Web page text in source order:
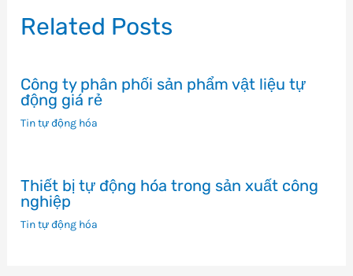
viết
Related Posts
Công ty phân phối sản phẩm vật liệu tự
động giá rẻ
Tin tự động hóa
Thiết bị tự động hóa trong sản xuất công
nghiệp
Tin tự động hóa